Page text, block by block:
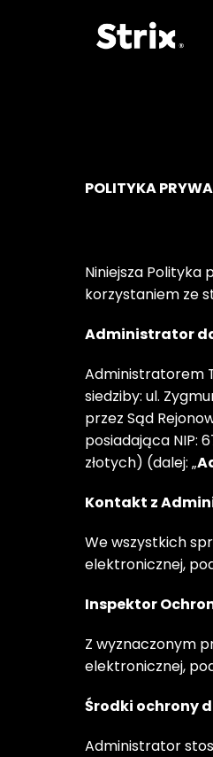
Strona główna
POLITYKA
Niniejsza Polityka
korzystaniem ze
Administrator
Administratorem
siedziby: ul.
przez Sąd
posiadająca NIP:
złotych) (dalej: „
Kontakt z
We wszystkich
elektronicznej,
Inspektor
Z wyznaczonym
elektronicznej,
Środki ochrony
Administrator